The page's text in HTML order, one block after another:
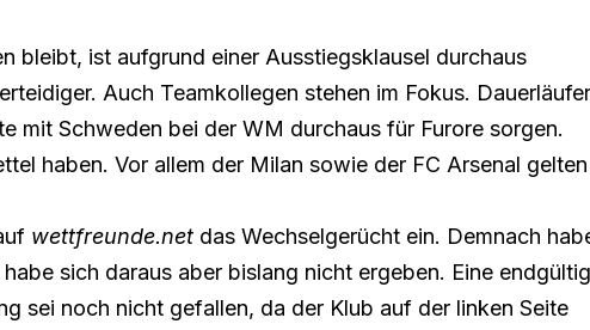
bleibt, ist aufgrund einer Ausstiegsklausel durchaus
Auch Teamkollegen stehen im Fokus. Dauerläufer
mit Schweden bei der WM durchaus für Furore sorgen.
haben. Vor allem der Milan sowie der FC Arsenal gelten
wettfreunde.net das Wechselgerücht ein. Demnach
sich daraus aber bislang nicht ergeben. Eine
sei noch nicht gefallen, da der Klub auf der linken Seite